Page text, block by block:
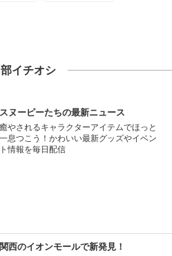
イチオシ
スヌーピーたちの最新ニュース
癒やされるキャラクターアイテムでほっと
一息つこう！かわいい最新グッズやイベン
ト情報を毎日配信
関西のイオンモールで新発見！